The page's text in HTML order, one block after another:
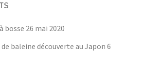
bosse 26 mai 2020
baleine découverte au Japon 6